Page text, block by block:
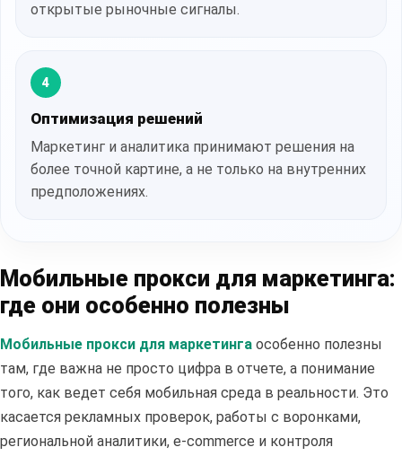
открытые рыночные сигналы.
4
Оптимизация решений
Маркетинг и аналитика принимают решения на
более точной картине, а не только на внутренних
предположениях.
Мобильные прокси для маркетинга:
где они особенно полезны
Мобильные прокси для маркетинга особенно полезны
там, где важна не просто цифра в отчете, а понимание
того, как ведет себя мобильная среда в реальности. Это
касается рекламных проверок, работы с воронками,
региональной аналитики, e-commerce и контроля